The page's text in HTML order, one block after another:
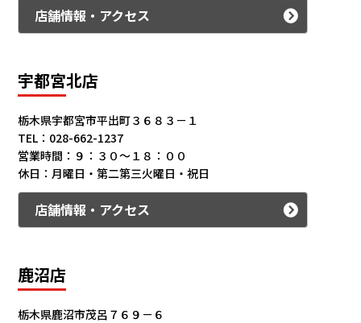
店舗情報・アクセス
宇都宮北店
栃木県宇都宮市平出町３６８３－１
TEL：028-662-1237
営業時間：９：３０～１８：００
休日：月曜日・第二第三火曜日・祝日
店舗情報・アクセス
鹿沼店
栃木県鹿沼市茂呂７６９－６